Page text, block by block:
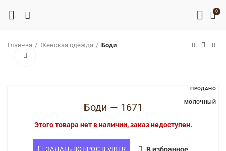
0
Главная Женская одежда Боди
ПРОДАНО
МОЛОЧНЫЙ
Боди — 1671
Этого товара нет в наличии, заказ недоступен.
ЗАДАТЬ ВОПРОС В VIBER